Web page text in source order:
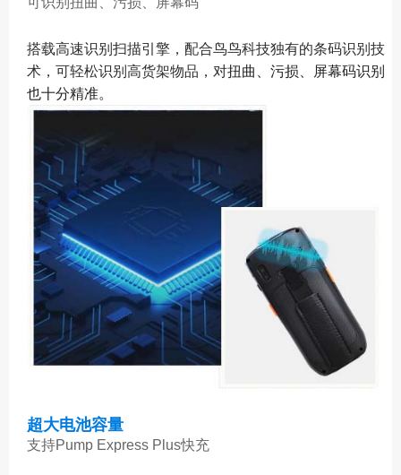
搭载高速识别扫描引擎，配合鸟鸟科技独有的条码识别技
术，可轻松识别高货架物品，对扭曲、污损、屏幕码识别
也十分精准。
超大电池容量
支持Pump Express Plus快充